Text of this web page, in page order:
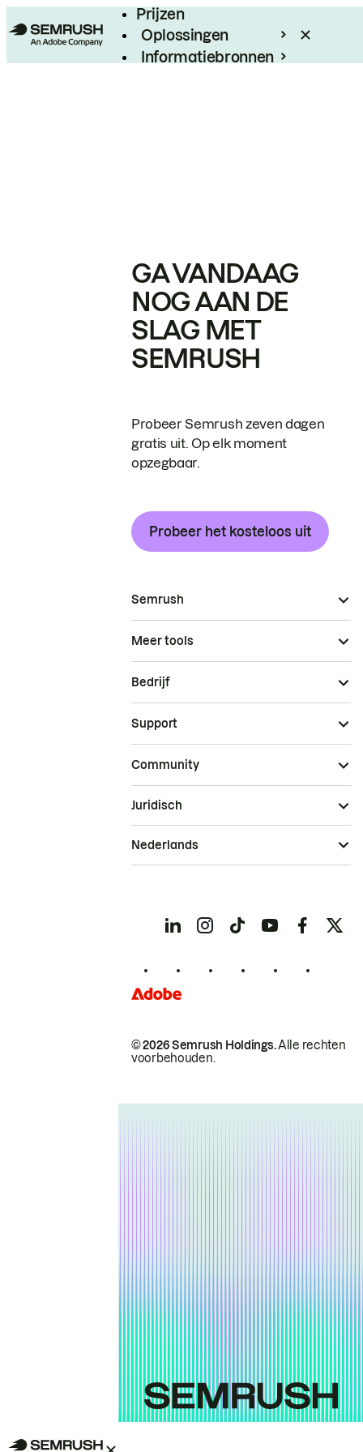
Prijzen
Oplossingen
Informatiebronnen
GA VANDAAG
NOG AAN DE
SLAG MET
SEMRUSH
Probeer Semrush zeven dagen
gratis uit. Op elk moment
opzegbaar.
Probeer het kosteloos uit
Semrush
Meer tools
Bedrijf
Support
Community
© 2026 Semrush Holdings.Alle rechten
voorbehouden.
Juridisch
Nederlands